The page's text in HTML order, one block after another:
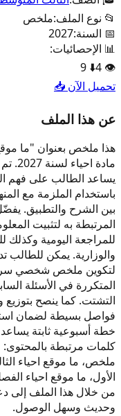
📂 نوع الملف:ملخص
📅 السنة:2027
📊 الإحصائيات:
👁️
4
⬇️
9
تحميل الآن 📥
عن هذا الملف
هذا ملخص بعنوان "ما
مادة
يساعد الطالب على فهم
باستخدام الملزمة مع
بين الشرح والتطبيق.
المرتبطة به لتثبيت
للمراجعة اليومية وكذلك
والوزارية. يمكن للطالب
لتكوين ملخص شخصي سريع
المتكررة في الأسئلة
التشتت. كما ينصح
فواصل بسيطة لضمان
خطة أسبوعية ثابتة
من خلال هذا الملف إلى
وحديث وسهل الوصول.